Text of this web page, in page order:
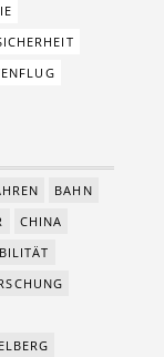
BAHN
CHINA